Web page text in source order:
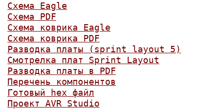
Схема Eagle
Схема PDF
Схема коврика Eagle
Схема коврика PDF
Разводка платы (sprint layout 5)
Смотрелка плат Sprint Layout
Разводка платы в PDF
Перечень компонентов
Готовый hex файл
Проект AVR Studio